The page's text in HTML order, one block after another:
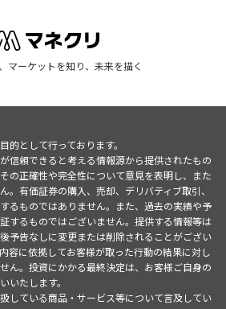
マーケットを知り、未来を描く
的として行っております。
信頼できると考える情報源から提供されたもの
の正確性や完全性について意見を表明し、また
。有価証券の購入、売却、デリバティブ取引、
るものではありません。また、過去の実績や予
するものではございません。提供する情報等は
予告なしに変更または削除されることがござい
容に依拠してお客様が取った行動の結果に対し
ん。投資にかかる最終決定は、お客様ご自身の
いたします。
している商品・サービス等について言及してい